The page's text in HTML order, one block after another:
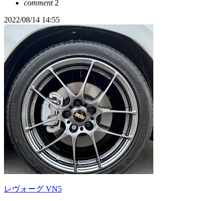
comment2
2022/08/14 14:55
レヴォーグ VN5